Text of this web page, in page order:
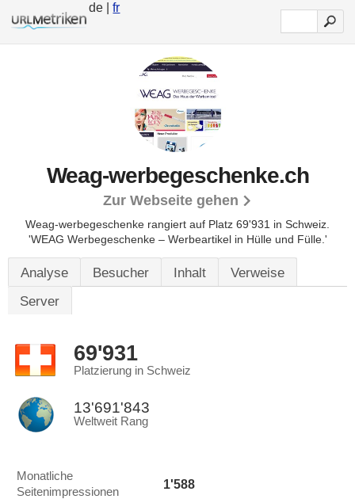
de |fr
Weag-werbegeschenke.ch
Zur Webseite gehen
Weag-werbegeschenke rangiert auf Platz 69'931 in Schweiz.
'WEAG Werbegeschenke – Werbeartikel in Hülle und Fülle.'
Analyse Besucher Inhalt
Verweise
Server
69'931
Platzierung in Schweiz
13'691'843
Weltweit Rang
Monatliche
Seitenimpressionen
1'588